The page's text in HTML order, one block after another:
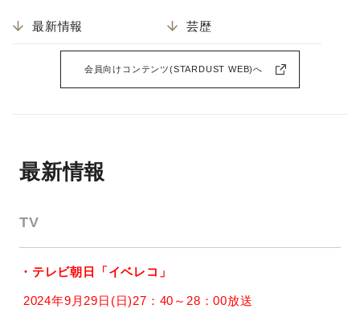
最新情報 芸歴
会員向けコンテンツ(STARDUST WEB)へ
最新情報
TV
・テレビ朝日「イベレコ」
2024年9月29日(日)27：40～28：00放送